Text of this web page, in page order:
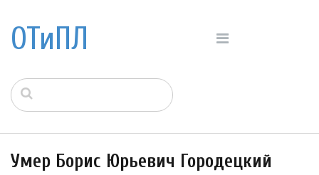
ОТиПЛ
Умер Борис Юрьевич Городецкий